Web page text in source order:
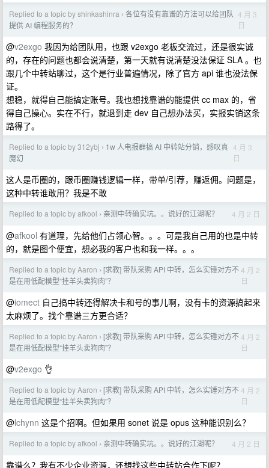
Replied to a topic by shinkashinra › 各位有没有靠谱的方法可以给团队
提供 AI 编程服务的？
4 月 3
日
@v2exgo 我因为给团队用，也跟 v2exgo 老板交流过，还是很实诚
的，存在的问题也都会说清楚，第一天就有说清楚没法保证 SLA 。也
跟几个中转站聊过，这个是行业普遍情况，除了官方 api 谁也没法保
证。
想稳，就得自己能搞定账号。我也想找靠谱的能提供 cc max 的，省
得自己操心。实在不行，就退到走 dev 自己想办法买，实报实销这条
路得了。
Replied to a topic by 312ybj › 1w 人电报群搞 AI 中转站分销，感叹真
魔幻
4 月 3
日
这人是币圈的，跟币圈赚钱逻辑一样，带单/引荐，赚返佣。问题是，
这种中转谁敢用？我是不敢
Replied to a topic by afkool › 亲测中转确实坑。。说好的江湖呢？ 4 月 2 日
@afkool 有道理，先给他们占领心智。。。可是我自己用的也是中转
的，就是图个便宜，想必我的客户也和我一样。。。
Replied to a topic by Aaron › [求教] 带队采购 API 中转，怎么实锤对方不
是在用低配模型“挂羊头卖狗肉”？
4 月 2
日
@iomect 自己搞中转还得解决卡和号的事儿啊，没有卡的资源搞起来
太麻烦了。找个靠谱三方更合适？
Replied to a topic by Aaron › [求教] 带队采购 API 中转，怎么实锤对方不
是在用低配模型“挂羊头卖狗肉”？
4 月 2
日
@v2exgo 👌
Replied to a topic by Aaron › [求教] 带队采购 API 中转，怎么实锤对方不
是在用低配模型“挂羊头卖狗肉”？
4 月 2
日
@lchynn 这是个招啊。但如果用 sonet 说是 opus 这种能识别么？
Replied to a topic by afkool › 亲测中转确实坑。。说好的江湖呢？ 4 月 2 日
靠谱么？我有不少企业资源，还想找这些中转站合作下呢？